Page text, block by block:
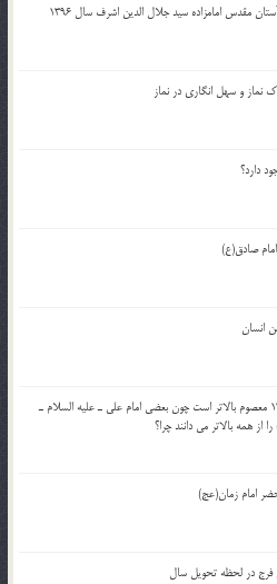
مقدس امامزاده سید جلال الدین اشرف سال 1396
نماز و سهل انگاری در نماز
دارد؟
صادق(ع)
انسان
مقام و درجه كدام يك از 14 معصوم بالاتر است چون بعضي امام علي ـ عليه السلام ـ
همه بالاتر مي دانند چرا؟
امام زمان(عج)
در لحظه تحویل سال